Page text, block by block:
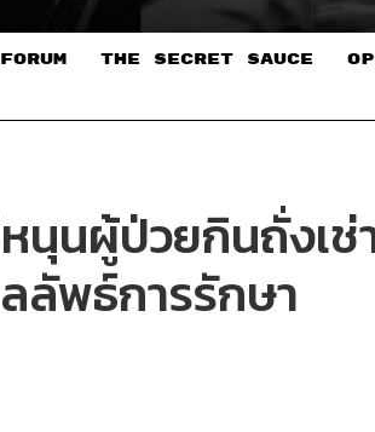
THE SECRET SAUCE​
นุนผู้ป่วยกินถั่งเ
ลัพธ์การรักษา